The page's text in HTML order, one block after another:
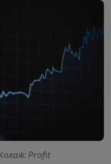
Profit